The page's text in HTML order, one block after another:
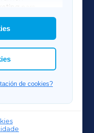
a elección das
de cookies?